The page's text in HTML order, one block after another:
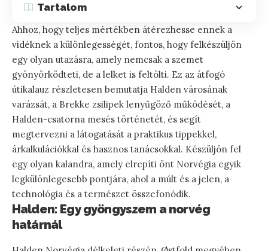
Tartalom
Ahhoz, hogy teljes mértékben átérezhesse ennek a
vidéknek a különlegességét, fontos, hogy felkészüljön
egy olyan utazásra, amely nemcsak a szemet
gyönyörködteti, de a lelket is feltölti. Ez az átfogó
útikalauz részletesen bemutatja Halden városának
varázsát, a Brekke zsilipek lenyűgöző működését, a
Halden-csatorna mesés történetét, és segít
megtervezni a látogatását a praktikus tippekkel,
árkalkulációkkal és hasznos tanácsokkal. Készüljön fel
egy olyan kalandra, amely elrepíti önt Norvégia egyik
legkülönlegesebb pontjára, ahol a múlt és a jelen, a
technológia és a természet összefonódik.
Halden: Egy gyöngyszem a norvég
határnál